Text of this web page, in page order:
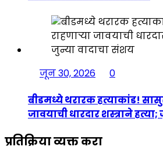
जून 30, 2026
0
बीडमध्ये थरारक हत्याकांड!
जावयाची धारदार शस्त्राने
प्रतिक्रिया व्यक्त करा